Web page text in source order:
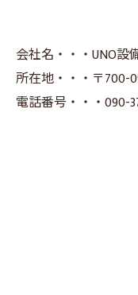
会社名・・・UNO設
所在地・・・〒
電話番号・・・090-